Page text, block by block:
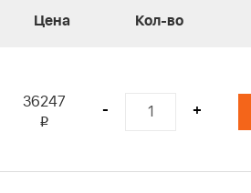
Цена Кол-во
36247
i
- +